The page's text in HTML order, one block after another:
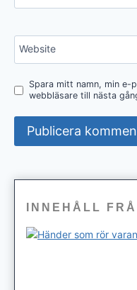
Website
Spara mitt namn, min e-
webbläsare till nästa
INNEHÅLL